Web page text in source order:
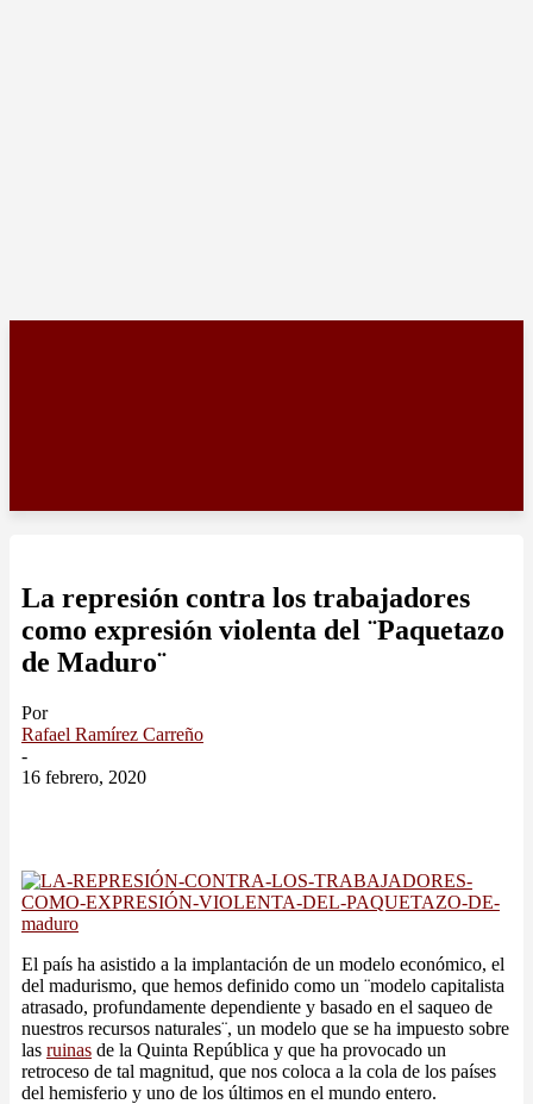
La represión contra los trabajadores
como expresión violenta del ¨Paquetazo
de Maduro¨
Por
Rafael Ramírez Carreño
-
16 febrero, 2020
El país ha asistido a la implantación de un modelo económico, el
del madurismo, que hemos definido como un ¨modelo capitalista
atrasado, profundamente dependiente y basado en el saqueo de
nuestros recursos naturales¨, un modelo que se ha impuesto sobre
las ruinas de la Quinta República y que ha provocado un
retroceso de tal magnitud, que nos coloca a la cola de los países
del hemisferio y uno de los últimos en el mundo entero.